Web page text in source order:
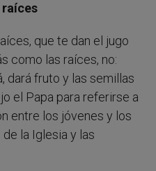
que te dan el jugo
como las raíces, no:
dará fruto y las semillas
el Papa para referirse a
entre los jóvenes y los
la Iglesia y las